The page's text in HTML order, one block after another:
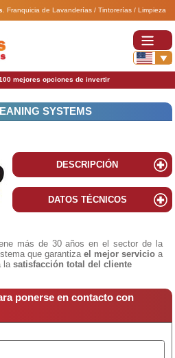
Franquicia de Lavanderías / Tintorerías / Limpieza
mejores opciones de invertir
SYSTEMS
DESCRIPCIÓN
DATOS TÉCNICOS
más de 30 años en el sector de la
que garantiza el mejor servicio a
la satisfacción total del cliente
ponerse en contacto con